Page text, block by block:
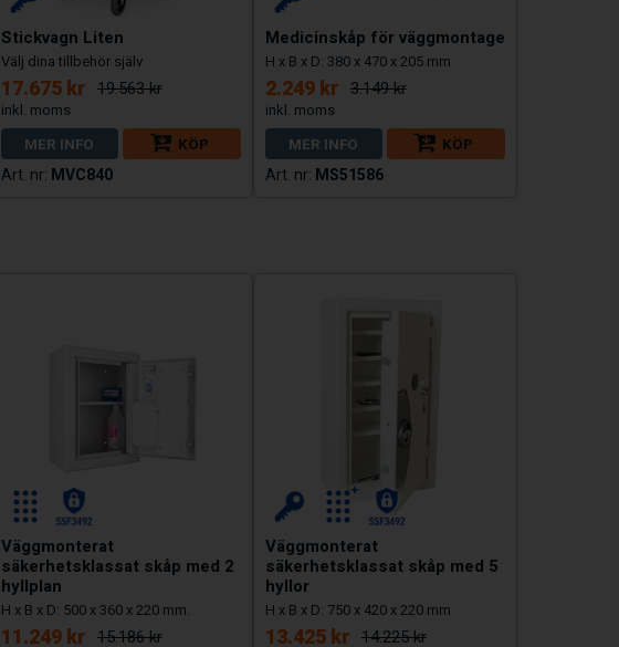
Stickvagn Liten
Välj dina tillbehör själv
17.675 kr 19.563 kr
MER INFO
KÖP
MVC840
Medicinskåp för väggmontage
H x B x D: 380 x 470 x 205 mm
2.249 kr 3.149 kr
MER INFO
KÖP
MS51586
Väggmonterat
säkerhetsklassat skåp med 2
hyllplan
H x B x D: 500 x 360 x 220 mm.
11.249 kr 15.186 kr
Väggmonterat
säkerhetsklassat skåp med 5
hyllor
H x B x D: 750 x 420 x 220 mm
13.425 kr 14.225 kr